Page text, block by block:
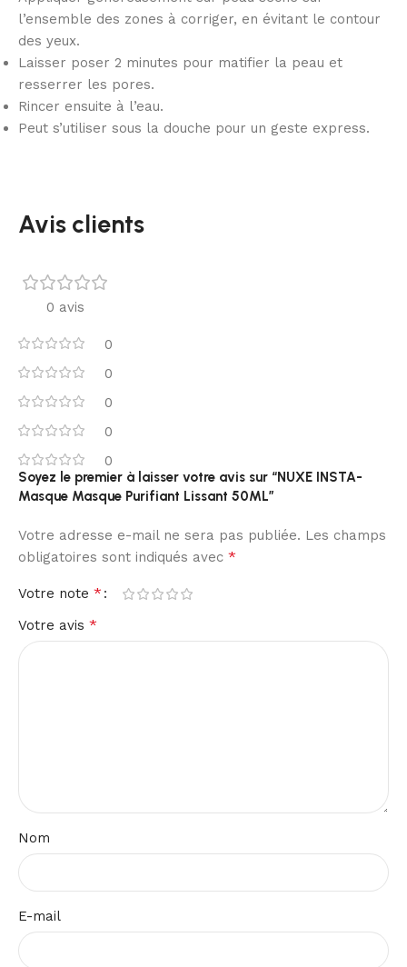
l’ensemble des zones à corriger, en évitant le contour
des yeux.
Laisser poser 2 minutes pour matifier la peau et
resserrer les pores.
Rincer ensuite à l’eau.
Peut s’utiliser sous la douche pour un geste express.
Avis clients
0 avis
0
0
0
0
0
Soyez le premier à laisser votre avis sur “NUXE INSTA-
Masque Masque Purifiant Lissant 50ML”
Votre adresse e-mail ne sera pas publiée. Les champs
obligatoires sont indiqués avec *
Votre note *
Votre avis *
Nom
E-mail